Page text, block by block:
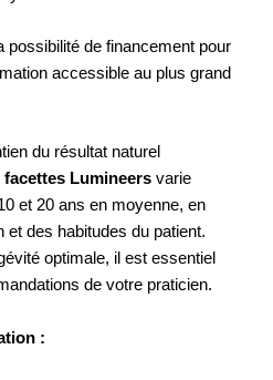
possibilité de financement pour
accessible au plus grand
du résultat naturel
facettes Lumineersvarie
et 20 ans en moyenne, en
et des habitudes du patient.
optimale, il est essentiel
de votre praticien.
: